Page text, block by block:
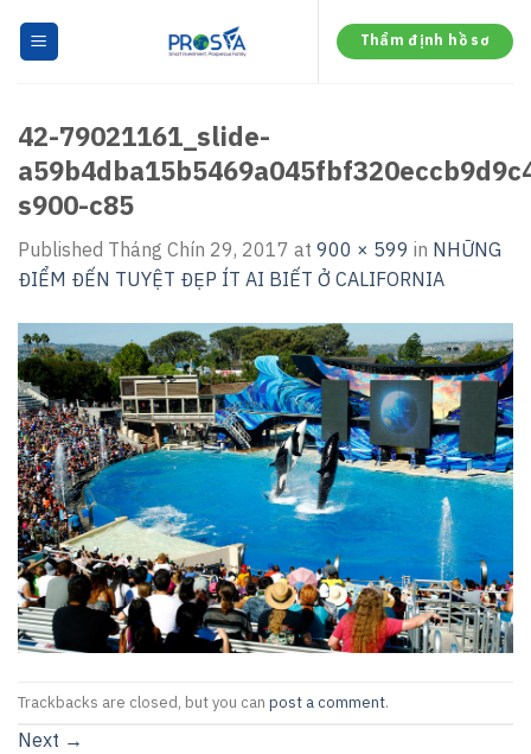
Thẩm định hồ sơ
42-79021161_slide-
s900-c85
Published Tháng Chín 29, 2017 at 900 × 599 in NHỮNG
ĐIỂM ĐẾN TUYỆT ĐẸP ÍT AI BIẾT Ở CALIFORNIA
Trackbacks are closed, but you can post a comment.
Next →